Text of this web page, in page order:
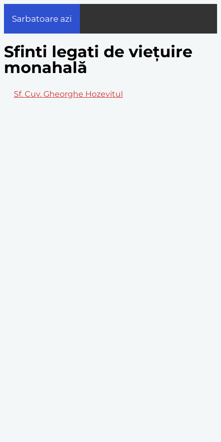
Sarbatoare azi
Sfinti legati de viețuire
monahală
Sf. Cuv. Gheorghe Hozevitul